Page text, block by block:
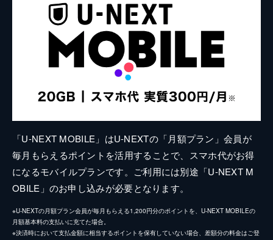
「U-NEXT MOBILE」はU-NEXTの「月額プラン」会員が
毎月もらえるポイントを活用することで、スマホ代がお得
になるモバイルプランです。ご利用には別途「U-NEXT M
OBILE」のお申し込みが必要となります。
※U-NEXTの月額プラン会員が毎月もらえる1,200円分のポイントを、U-NEXT MOBILEの
月額基本料の支払いに充てた場合。
※決済時において支払金額に相当するポイントを保有していない場合、差額分の料金はご登